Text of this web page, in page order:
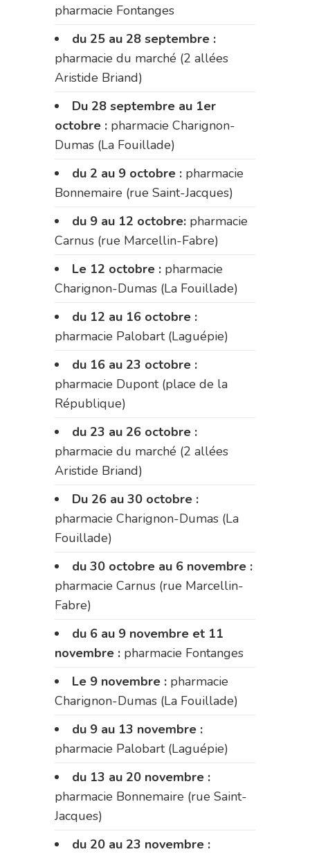
pharmacie Fontanges
du 25 au 28 septembre :
pharmacie du marché (2 allées
Aristide Briand)
Du 28 septembre au 1er
octobre : pharmacie Charignon-
Dumas (La Fouillade)
du 2 au 9 octobre : pharmacie
Bonnemaire (rue Saint-Jacques)
du 9 au 12 octobre: pharmacie
Carnus (rue Marcellin-Fabre)
Le 12 octobre : pharmacie
Charignon-Dumas (La Fouillade)
du 12 au 16 octobre :
pharmacie Palobart (Laguépie)
du 16 au 23 octobre :
pharmacie Dupont (place de la
République)
du 23 au 26 octobre :
pharmacie du marché (2 allées
Aristide Briand)
Du 26 au 30 octobre :
pharmacie Charignon-Dumas (La
Fouillade)
du 30 octobre au 6 novembre :
pharmacie Carnus (rue Marcellin-
Fabre)
du 6 au 9 novembre et 11
novembre : pharmacie Fontanges
Le 9 novembre : pharmacie
Charignon-Dumas (La Fouillade)
du 9 au 13 novembre :
pharmacie Palobart (Laguépie)
du 13 au 20 novembre :
pharmacie Bonnemaire (rue Saint-
Jacques)
du 20 au 23 novembre :